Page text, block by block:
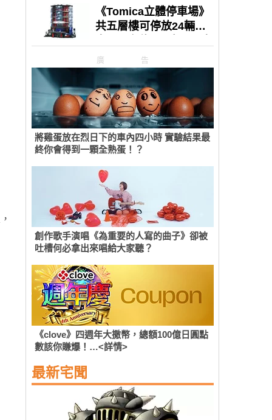
廣告
將雞蛋放在烈日下的車內四小時 實驗結果最
終你會得到一顆全熟蛋！？
創作歌手演唱《為重要的人寫的曲子》卻被
吐槽何必拿出來唱給大家聽？
《clove》四週年大撒幣，總額100億日圓點
數該你賺爆！…<詳情>
最新宅聞